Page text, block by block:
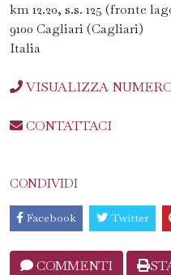
km 12.20, s.s. 125 (fronte
9100 Cagliari (Cagliari)
Italia
VISUALIZZA
CONTATTACI
CONDIVIDI
Facebook Twitter
COMMENTI